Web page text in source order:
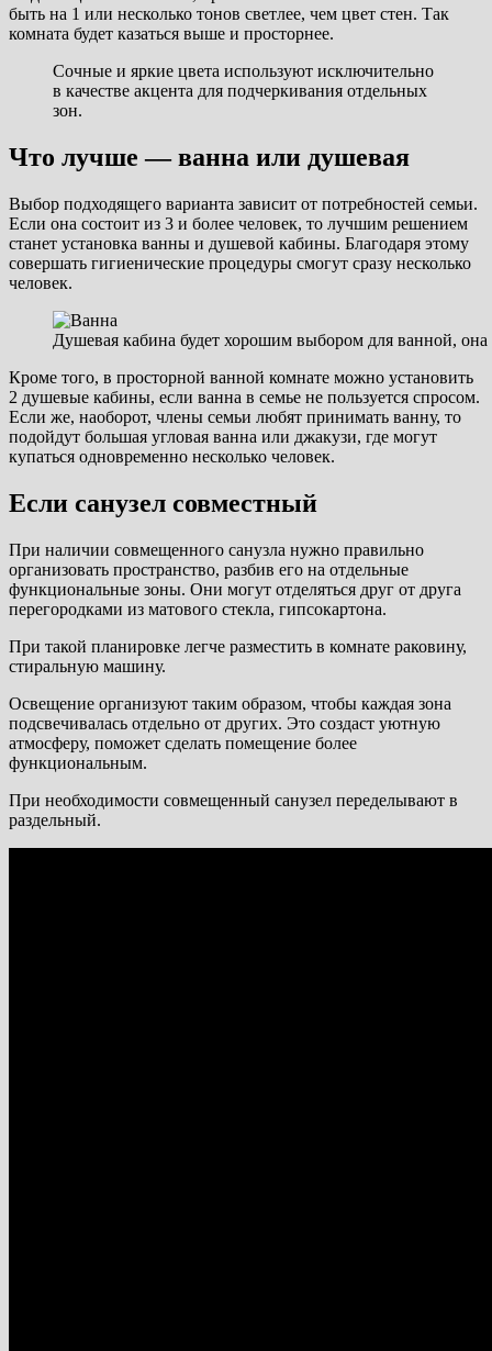
быть на 1 или несколько тонов светлее, чем цвет стен. Так
комната будет казаться выше и просторнее.
Сочные и яркие цвета используют исключительно
в качестве акцента для подчеркивания отдельных
зон.
Что лучше — ванна или душевая
Выбор подходящего варианта зависит от потребностей семьи.
Если она состоит из 3 и более человек, то лучшим решением
станет установка ванны и душевой кабины. Благодаря этому
совершать гигиенические процедуры смогут сразу несколько
человек.
Душевая кабина будет хорошим выбором для ванной, она
Кроме того, в просторной ванной комнате можно установить
2 душевые кабины, если ванна в семье не пользуется спросом.
Если же, наоборот, члены семьи любят принимать ванну, то
подойдут большая угловая ванна или джакузи, где могут
купаться одновременно несколько человек.
Если санузел совместный
При наличии совмещенного санузла нужно правильно
организовать пространство, разбив его на отдельные
функциональные зоны. Они могут отделяться друг от друга
перегородками из матового стекла, гипсокартона.
При такой планировке легче разместить в комнате раковину,
стиральную машину.
Освещение организуют таким образом, чтобы каждая зона
подсвечивалась отдельно от других. Это создаст уютную
атмосферу, поможет сделать помещение более
функциональным.
При необходимости совмещенный санузел переделывают в
раздельный.